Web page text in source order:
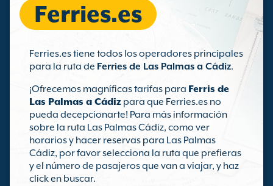
Ferries.es
Ferries.es tiene todos los operadores principales
para la ruta de Ferries de Las Palmas a Cádiz.
¡Ofrecemos magníficas tarifas para Ferris de
Las Palmas a Cádiz para que Ferries.es no
pueda decepcionarte! Para más información
sobre la ruta Las Palmas Cádiz, como ver
horarios y hacer reservas para Las Palmas
Cádiz, por favor selecciona la ruta que prefieras
y el número de pasajeros que van a viajar, y haz
click en buscar.